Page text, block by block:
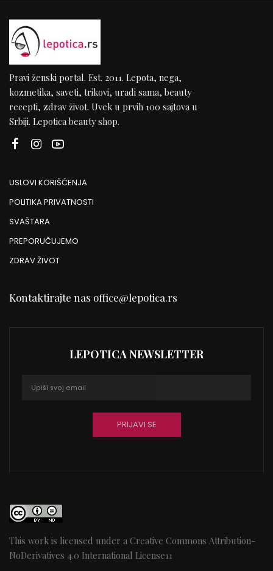
Pravi ženski portal. Est. 2011. Lepota, nega,
kozmetika, saveti, trikovi, uradi sama, beauty
recepti, zdrav život. Uvek u prvih 100 sajtova u
Srbiji. Lepotica beauty shop.
USLOVI KORIŠĆENJA
POLITIKA PRIVATNOSTI
SVAŠTARA
PREPORUČUJEMO
ZDRAV ŽIVOT
Kontaktirajte nas office@lepotica.rs
LEPOTICA NEWSLETTER
This work is licensed under a Creative Commons Attribution-
NoDerivatives 4.0 International License11